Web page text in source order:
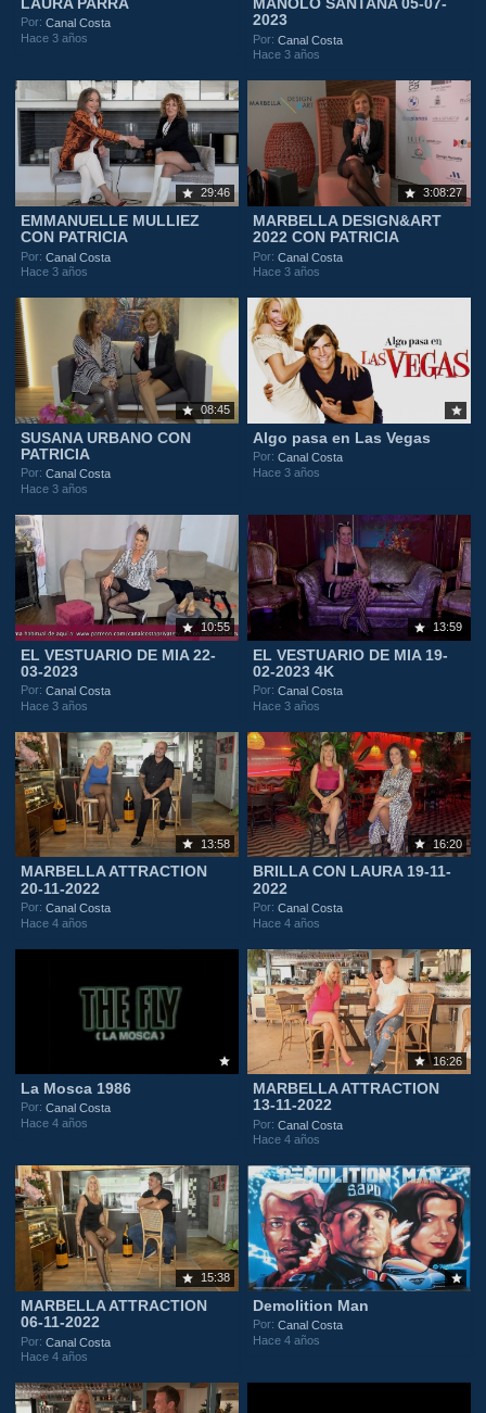
LAURA PARRA
Por:Canal Costa
Hace 3 años
MANOLO SANTANA 05-07-
2023
Por:Canal Costa
Hace 3 años
29:46
EMMANUELLE MULLIEZ
CON PATRICIA
Por:Canal Costa
Hace 3 años
3:08:27
MARBELLA DESIGN&ART
2022 CON PATRICIA
Por:Canal Costa
Hace 3 años
08:45
SUSANA URBANO CON
PATRICIA
Por:Canal Costa
Hace 3 años
Algo pasa en Las Vegas
Por:Canal Costa
Hace 3 años
10:55
EL VESTUARIO DE MIA 22-
03-2023
Por:Canal Costa
Hace 3 años
13:59
EL VESTUARIO DE MIA 19-
02-2023 4K
Por:Canal Costa
Hace 3 años
13:58
MARBELLA ATTRACTION
20-11-2022
Por:Canal Costa
Hace 4 años
16:20
BRILLA CON LAURA 19-11-
2022
Por:Canal Costa
Hace 4 años
La Mosca 1986
Por:Canal Costa
Hace 4 años
16:26
MARBELLA ATTRACTION
13-11-2022
Por:Canal Costa
Hace 4 años
15:38
MARBELLA ATTRACTION
06-11-2022
Por:Canal Costa
Hace 4 años
Demolition Man
Por:Canal Costa
Hace 4 años